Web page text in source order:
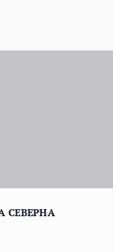
СЕВЕРНА